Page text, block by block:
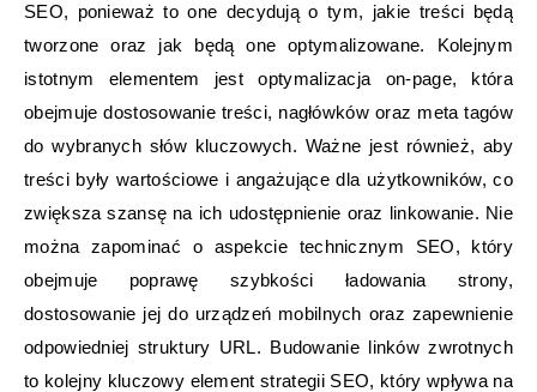
SEO, ponieważ to one decydują o tym, jakie treści będą
tworzone oraz jak będą one optymalizowane. Kolejnym
istotnym elementem jest optymalizacja on-page, która
obejmuje dostosowanie treści, nagłówków oraz meta tagów
do wybranych słów kluczowych. Ważne jest również, aby
treści były wartościowe i angażujące dla użytkowników, co
zwiększa szansę na ich udostępnienie oraz linkowanie. Nie
można zapominać o aspekcie technicznym SEO, który
obejmuje poprawę szybkości ładowania strony,
dostosowanie jej do urządzeń mobilnych oraz zapewnienie
odpowiedniej struktury URL. Budowanie linków zwrotnych
to kolejny kluczowy element strategii SEO, który wpływa na